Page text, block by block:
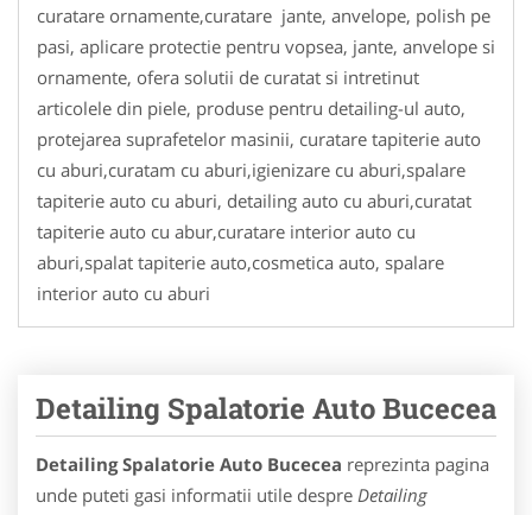
curatare ornamente,curatare jante, anvelope, polish pe
pasi, aplicare protectie pentru vopsea, jante, anvelope si
ornamente, ofera solutii de curatat si intretinut
articolele din piele, produse pentru detailing-ul auto,
protejarea suprafetelor masinii, curatare tapiterie auto
cu aburi,curatam cu aburi,igienizare cu aburi,spalare
tapiterie auto cu aburi, detailing auto cu aburi,curatat
tapiterie auto cu abur,curatare interior auto cu
aburi,spalat tapiterie auto,cosmetica auto, spalare
interior auto cu aburi
Detailing Spalatorie Auto Bucecea
Detailing Spalatorie Auto Bucecea reprezinta pagina
unde puteti gasi informatii utile despre Detailing